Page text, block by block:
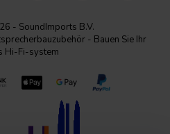
- SoundImports B.V.
- Bauen Sie Ihr
Hi-Fi-system